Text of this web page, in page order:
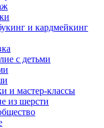
и кардмейкинг
с детьми
и мастер-классы
из шерсти